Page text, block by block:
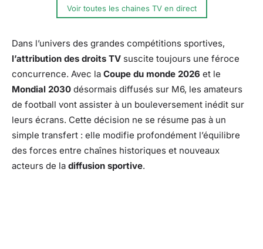
Voir toutes les chaines TV en direct
Dans l’univers des grandes compétitions sportives,
l’attribution des droits TV suscite toujours une féroce
concurrence. Avec la Coupe du monde 2026 et le
Mondial 2030 désormais diffusés sur M6, les amateurs
de football vont assister à un bouleversement inédit sur
leurs écrans. Cette décision ne se résume pas à un
simple transfert : elle modifie profondément l’équilibre
des forces entre chaînes historiques et nouveaux
acteurs de la diffusion sportive.